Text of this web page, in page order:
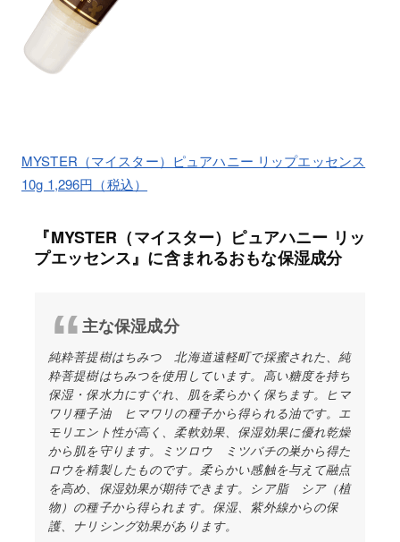
MYSTER（マイスター）ピュアハニー リップエッセンス
10g 1,296円（税込）
『MYSTER（マイスター）ピュアハニー リッ
プエッセンス』に含まれるおもな保湿成分
主な保湿成分
純粋菩提樹はちみつ 北海道遠軽町で採蜜された、純
粋菩提樹はちみつを使用しています。高い糖度を持ち
保湿・保水力にすぐれ、肌を柔らかく保ちます。ヒマ
ワリ種子油 ヒマワリの種子から得られる油です。エ
モリエント性が高く、柔軟効果、保湿効果に優れ乾燥
から肌を守ります。ミツロウ ミツバチの巣から得た
ロウを精製したものです。柔らかい感触を与えて融点
を高め、保湿効果が期待できます。シア脂 シア（植
物）の種子から得られます。保湿、紫外線からの保
護、ナリシング効果があります。